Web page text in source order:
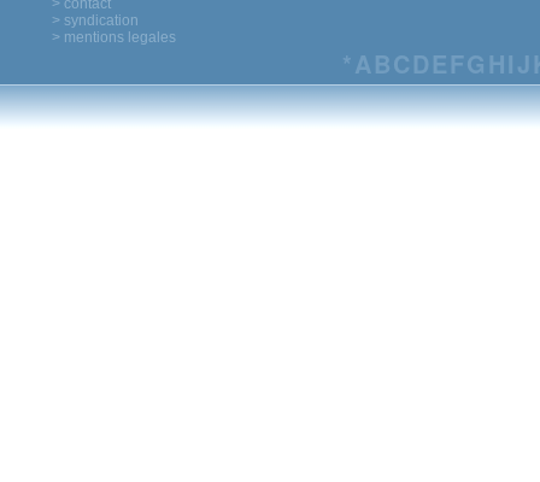
> contact
> syndication
> mentions legales
*ABCDEFG HIJ